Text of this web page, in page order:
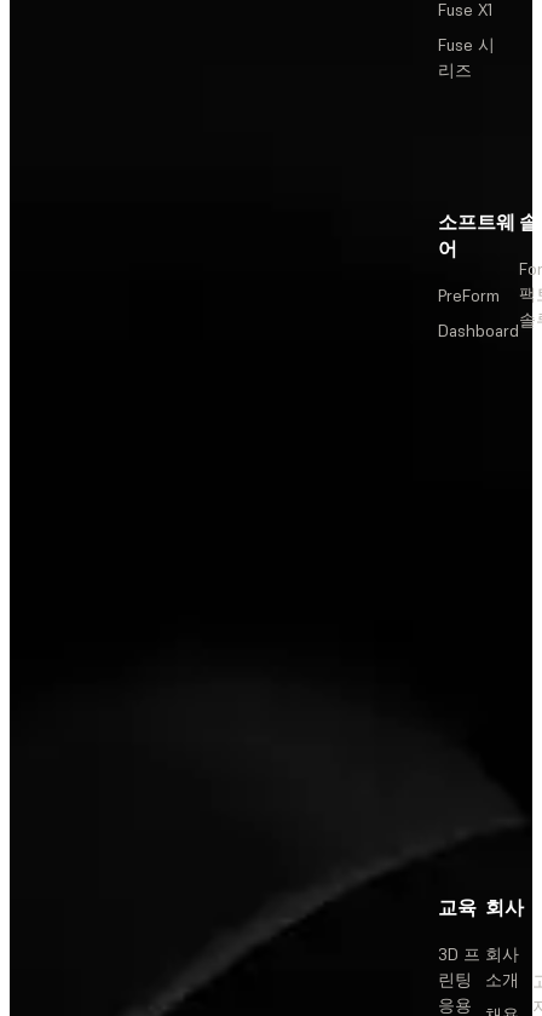
Fuse X1
Fuse 시
리즈
소프트웨
어
PreForm
Dashboard
팩
솔
교육
3D 프
린팅
응용
회사
회사
소개